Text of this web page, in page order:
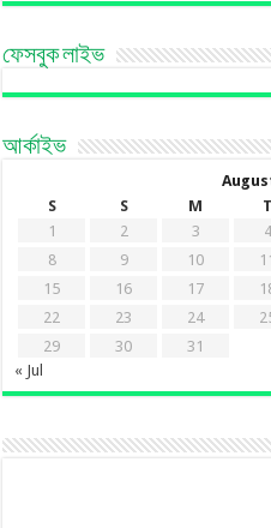
ফেসবুক লাইভ
আর্কাইভ
S
S M T
1
2 3 4
8
9 10
15
16 17
22
23 24
29
30
31
« Jul